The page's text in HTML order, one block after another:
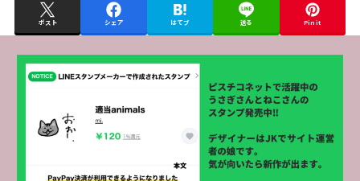
ポスト シェア はてブ 送る Pin it